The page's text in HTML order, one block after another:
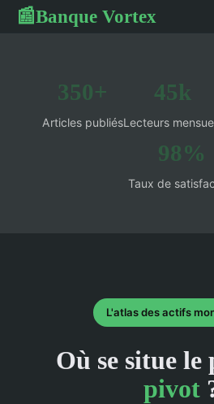
📰Banque Vortex
350+
Articles publiés
45k
Lecteurs
98%
Taux de
L'atlas des actifs
Où se situe le
pivot